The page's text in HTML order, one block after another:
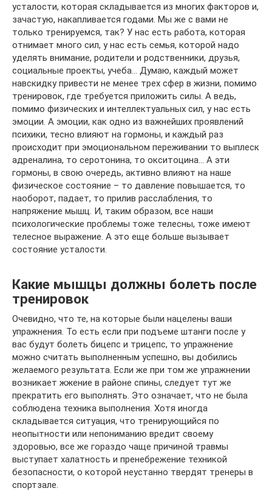
усталости, которая складывается из многих факторов и,
зачастую, накапливается годами. Мы же с вами не
только тренируемся, так? У нас есть работа, которая
отнимает много сил, у нас есть семья, которой надо
уделять внимание, родители и родственники, друзья,
социальные проекты, учеба… Думаю, каждый может
навскидку привести не менее трех сфер в жизни, помимо
тренировок, где требуется приложить силы. А ведь,
помимо физических и интеллектуальных сил, у нас есть
эмоции. А эмоции, как одно из важнейших проявлений
психики, тесно влияют на гормоны, и каждый раз
происходит при эмоциональном переживании то выплеск
адреналина, то серотонина, то окситоцина… А эти
гормоны, в свою очередь, активно влияют на наше
физическое состояние – то давление повышается, то
наоборот, падает, то прилив расслабления, то
напряжение мышц. И, таким образом, все наши
психологические проблемы тоже телесны, тоже имеют
телесное выражение. А это еще больше вызывает
состояние усталости.
Какие мышцы должны болеть после
тренировок
Очевидно, что те, на которые были нацелены ваши
упражнения. То есть если при подъеме штанги после у
вас будут болеть бицепс и трицепс, то упражнение
можно считать выполненным успешно, вы добились
желаемого результата. Если же при том же упражнении
возникает жжение в районе спины, следует тут же
прекратить его выполнять. Это означает, что не была
соблюдена техника выполнения. Хотя иногда
складывается ситуация, что тренирующийся по
неопытности или непониманию вредит своему
здоровью, все же гораздо чаще причиной травмы
выступает халатность и пренебрежение техникой
безопасности, о которой неустанно твердят тренеры в
спортзале.